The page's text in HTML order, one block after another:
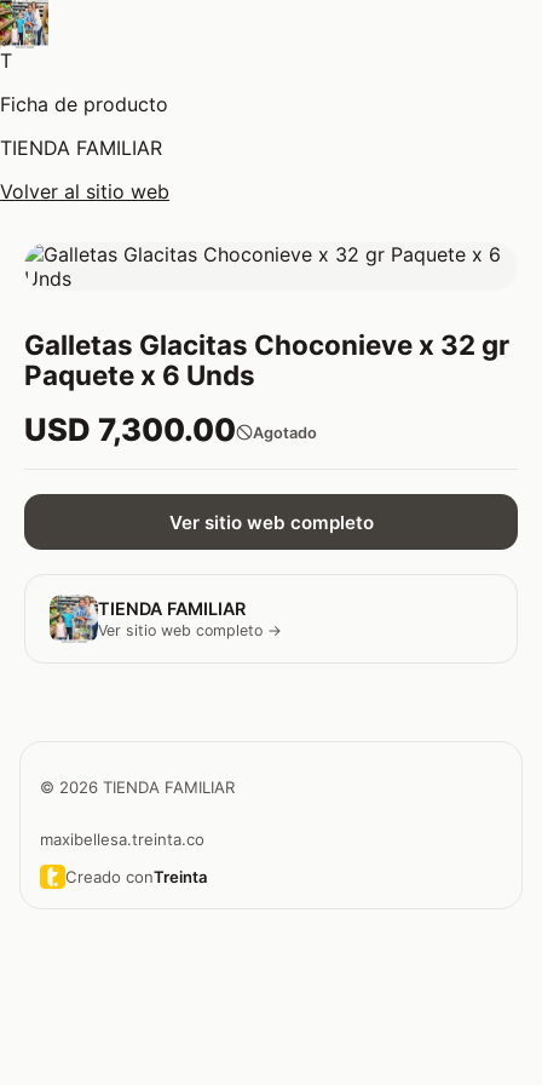
T
Ficha de producto
TIENDA FAMILIAR
Volver al sitio web
Galletas Glacitas Choconieve x 32 gr
Paquete x 6 Unds
USD 7,300.00 Agotado
Ver sitio web completo
TIENDA FAMILIAR
Ver sitio web completo →
© 2026 TIENDA FAMILIAR
maxibellesa.treinta.co
Creado conTreinta